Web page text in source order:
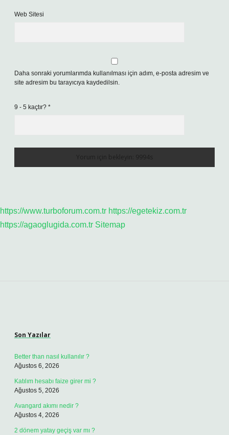
Web Sitesi
Daha sonraki yorumlarımda kullanılması için adım, e-posta adresim ve
site adresim bu tarayıcıya kaydedilsin.
9 - 5 kaçtır? *
https://www.turboforum.com.tr https://egetekiz.com.tr
https://agaoglugida.com.tr Sitemap
Son Yazılar
Better than nasıl kullanılır ?
Ağustos 6, 2026
Katılım hesabı faize girer mi ?
Ağustos 5, 2026
Avangard akımı nedir ?
Ağustos 4, 2026
2 dönem yatay geçiş var mı ?